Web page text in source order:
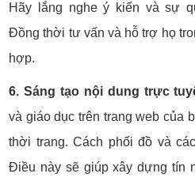
Hãy lắng nghe ý kiến và sự
Đồng thời tư vấn và hỗ trợ họ
hợp.
6. Sáng tạo nội dung trực
và giáo dục trên trang web của
thời trang. Cách phối đồ và
Điều này sẽ giúp xây dựng tín